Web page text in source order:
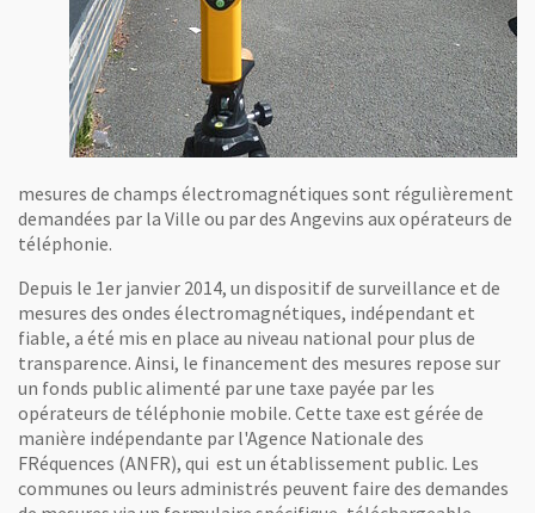
mesures de champs électromagnétiques sont régulièrement
demandées par la Ville ou par des Angevins aux opérateurs de
téléphonie.
Depuis le 1er janvier 2014, un dispositif de surveillance et de
mesures des ondes électromagnétiques, indépendant et
fiable, a été mis en place au niveau national pour plus de
transparence. Ainsi, le financement des mesures repose sur
un fonds public alimenté par une taxe payée par les
opérateurs de téléphonie mobile. Cette taxe est gérée de
manière indépendante par l'Agence Nationale des
FRéquences (ANFR), qui est un établissement public. Les
communes ou leurs administrés peuvent faire des demandes